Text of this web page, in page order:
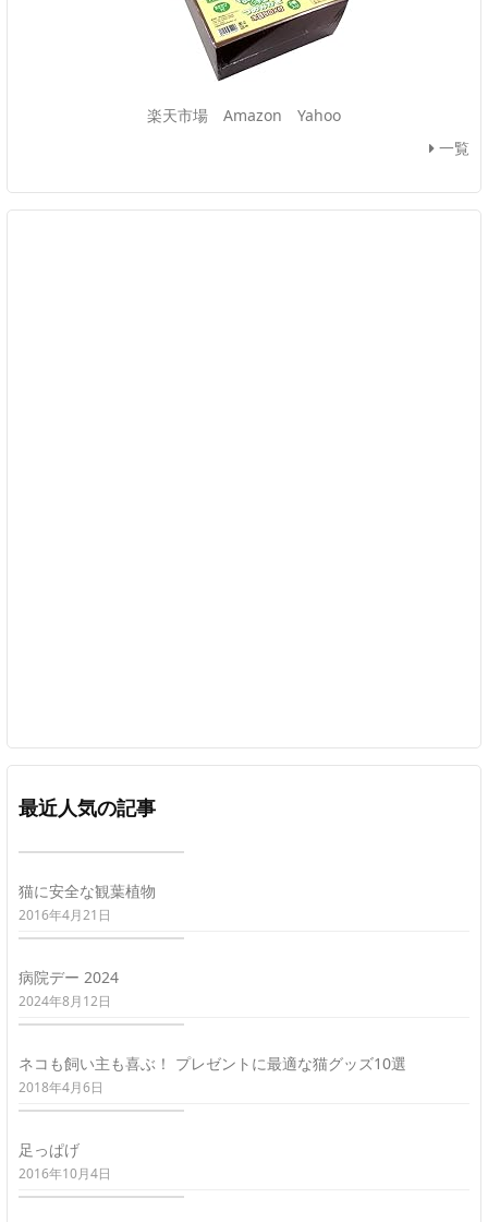
楽天市場 Amazon
Yahoo
一覧
最近人気の記事
猫に安全な観葉植物
2016年4月21日
病院デー 2024
2024年8月12日
ネコも飼い主も喜ぶ！ プレゼントに最適な猫グッズ10選
2018年4月6日
足っぱげ
2016年10月4日